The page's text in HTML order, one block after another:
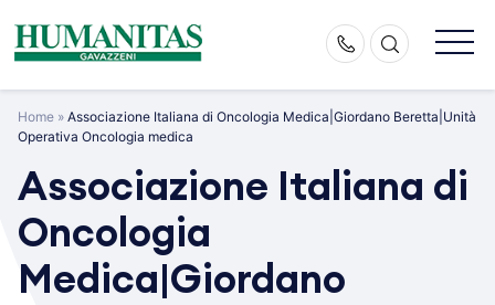
content
Home » Associazione Italiana di Oncologia Medica|Giordano Beretta|Unità
Operativa Oncologia medica
Associazione Italiana di
Oncologia
Medica|Giordano